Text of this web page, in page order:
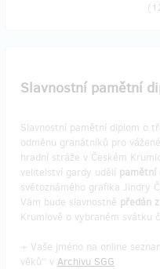
(
Slavnostní pamětní
Slavnostní pamětní diplom o
odměnu granátníků pro
hradní stráže v Českém
velitelství gardy udělí pamětní
světoznámého grafika Jindry
Vám bude slavnostně předán
Krumlově o vybraném svátku
+ Vaše jméno na online
věků“ v Archivu SGG